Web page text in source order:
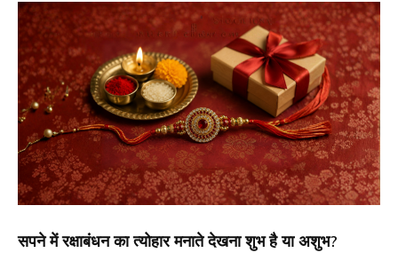
सपने में रक्षाबंधन का त्योहार मनाते देखना शुभ है या अशुभ?